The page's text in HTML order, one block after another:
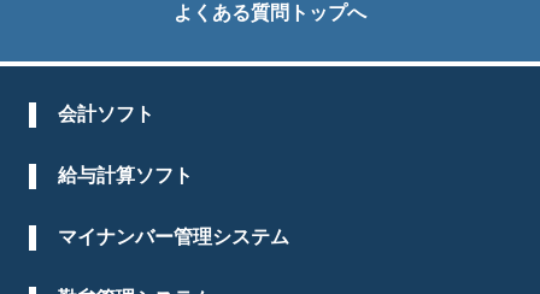
よくある質問トップへ
会計ソフト
給与計算ソフト
マイナンバー管理システム